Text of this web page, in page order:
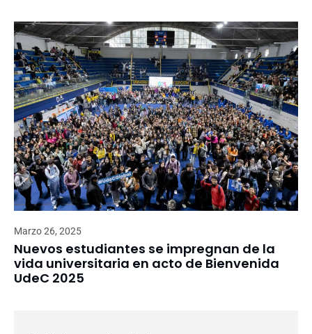
Marzo 26, 2025
Nuevos estudiantes se impregnan de la
vida universitaria en acto de Bienvenida
UdeC 2025